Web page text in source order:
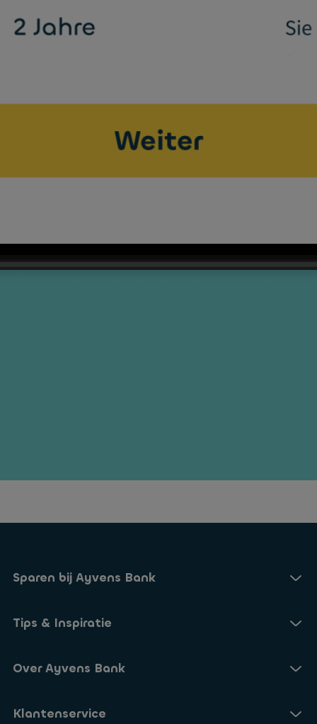
Sparen bij Ayvens Bank
Onze Online Spaarrekening
Onze Sparen App
Actuele rentestanden
Tips & Inspiratie
Blogs
Over Ayvens Bank
Over ons
Klantenservice